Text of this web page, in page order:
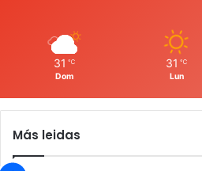
31 ℃
Dom
31 ℃
Lun
Más leidas